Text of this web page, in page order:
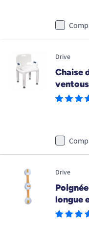
Drive
Chaise
Drive
longue